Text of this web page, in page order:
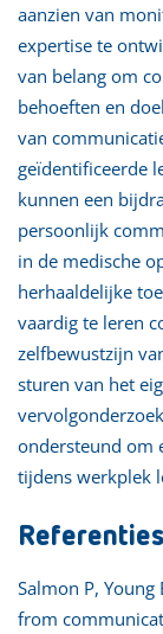
aanzien van
expertise te
van belang om
behoeften en
van
geïdentificeerde
kunnen een
persoonlijk
in de medische
herhaaldelijke
vaardig te leren
zelfbewustzijn
sturen van het
ondersteund om
tijdens werkplek
Salmon P,
from